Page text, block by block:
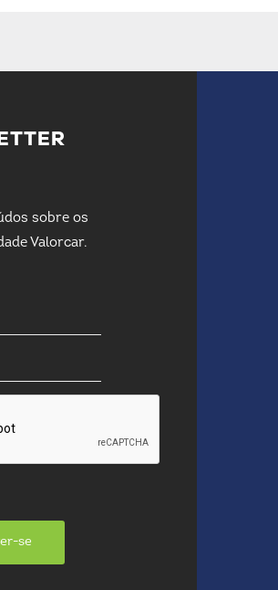
sobre os
Valorcar.
se